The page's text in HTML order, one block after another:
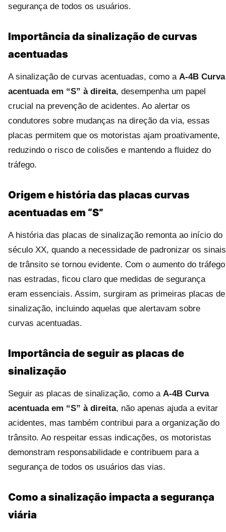
segurança de todos os usuários.
Importância da sinalização de curvas
acentuadas
A sinalização de curvas acentuadas, como a A-4B Curva
acentuada em “S” à direita, desempenha um papel
crucial na prevenção de acidentes. Ao alertar os
condutores sobre mudanças na direção da via, essas
placas permitem que os motoristas ajam proativamente,
reduzindo o risco de colisões e mantendo a fluidez do
tráfego.
Origem e história das placas curvas
acentuadas em “S”
A história das placas de sinalização remonta ao início do
século XX, quando a necessidade de padronizar os sinais
de trânsito se tornou evidente. Com o aumento do tráfego
nas estradas, ficou claro que medidas de segurança
eram essenciais. Assim, surgiram as primeiras placas de
sinalização, incluindo aquelas que alertavam sobre
curvas acentuadas.
Importância de seguir as placas de
sinalização
Seguir as placas de sinalização, como a A-4B Curva
acentuada em “S” à direita, não apenas ajuda a evitar
acidentes, mas também contribui para a organização do
trânsito. Ao respeitar essas indicações, os motoristas
demonstram responsabilidade e contribuem para a
segurança de todos os usuários das vias.
Como a sinalização impacta a segurança
viária